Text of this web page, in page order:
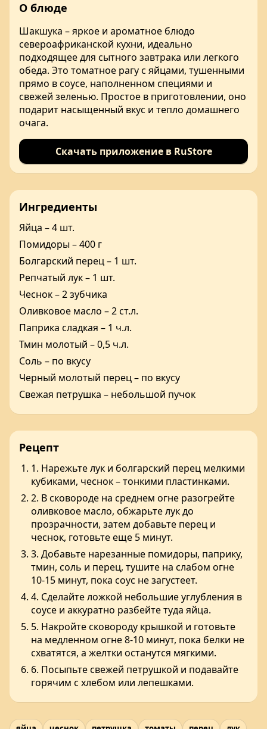
О блюде
Шакшука – яркое и ароматное блюдо
североафриканской кухни, идеально
подходящее для сытного завтрака или легкого
обеда. Это томатное рагу с яйцами, тушенными
прямо в соусе, наполненном специями и
свежей зеленью. Простое в приготовлении, оно
подарит насыщенный вкус и тепло домашнего
очага.
Скачать приложение в RuStore
Ингредиенты
Яйца – 4 шт.
Помидоры – 400 г
Болгарский перец – 1 шт.
Репчатый лук – 1 шт.
Чеснок – 2 зубчика
Оливковое масло – 2 ст.л.
Паприка сладкая – 1 ч.л.
Тмин молотый – 0,5 ч.л.
Соль – по вкусу
Черный молотый перец – по вкусу
Свежая петрушка – небольшой пучок
Рецепт
1. Нарежьте лук и болгарский перец мелкими
кубиками, чеснок – тонкими пластинками.
2. В сковороде на среднем огне разогрейте
оливковое масло, обжарьте лук до
прозрачности, затем добавьте перец и
чеснок, готовьте еще 5 минут.
3. Добавьте нарезанные помидоры, паприку,
тмин, соль и перец, тушите на слабом огне
10-15 минут, пока соус не загустеет.
4. Сделайте ложкой небольшие углубления в
соусе и аккуратно разбейте туда яйца.
5. Накройте сковороду крышкой и готовьте
на медленном огне 8-10 минут, пока белки не
схватятся, а желтки останутся мягкими.
6. Посыпьте свежей петрушкой и подавайте
горячим с хлебом или лепешками.